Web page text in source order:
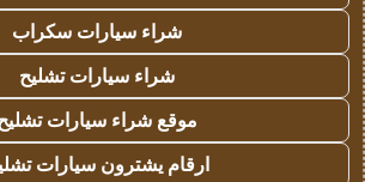
شراء سيارات سكراب
شراء سيارات تشليح
موقع شراء سيارات
ارقام يشترون سيارات